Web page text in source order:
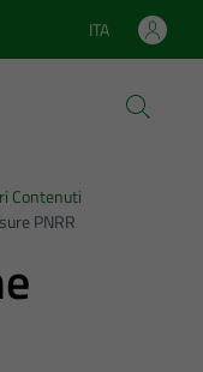
Lingua attiva:
ITA
Contenuti
PNRR